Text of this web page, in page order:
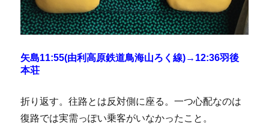
矢島11:55(由利高原鉄道鳥海山ろく線)→12:36羽後
本荘
折り返す。往路とは反対側に座る。一つ心配なのは
復路では実需っぽい乗客がいなかったこと。